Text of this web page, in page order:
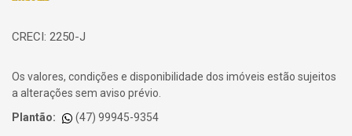
CRECI: 2250-J
Os valores, condições e disponibilidade dos imóveis estão sujeitos
a alterações sem aviso prévio.
Plantão:
(47) 99945-9354